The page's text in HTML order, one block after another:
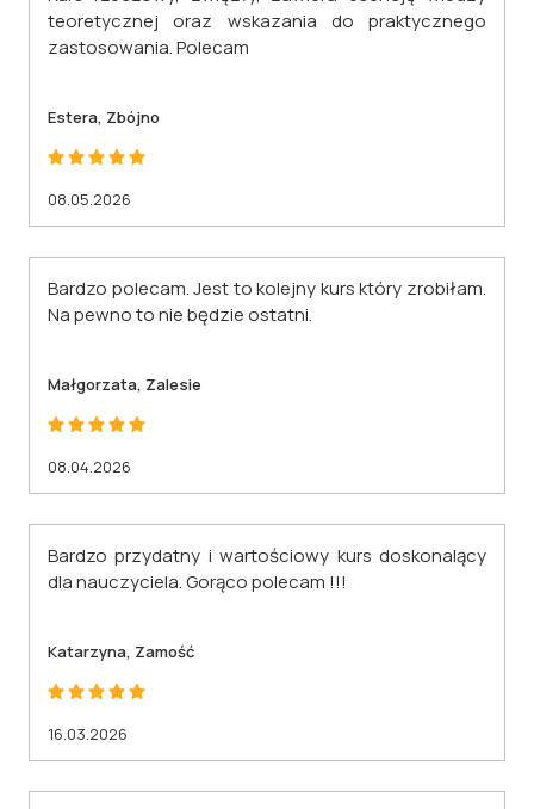
teoretycznej oraz wskazania do praktycznego
zastosowania. Polecam
Estera, Zbójno
08.05.2026
Bardzo polecam. Jest to kolejny kurs który zrobiłam.
Na pewno to nie będzie ostatni.
Małgorzata, Zalesie
08.04.2026
Bardzo przydatny i wartościowy kurs doskonalący
dla nauczyciela. Gorąco polecam !!!
Katarzyna, Zamość
16.03.2026